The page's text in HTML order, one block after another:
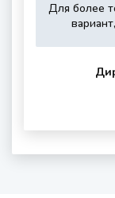
Для более